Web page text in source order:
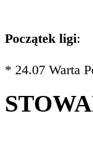
Początek ligi:
* 24.07 Warta